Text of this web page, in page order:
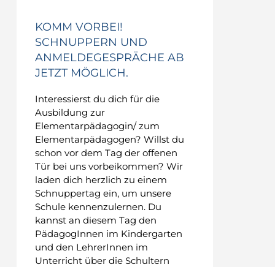
KOMM VORBEI!
SCHNUPPERN UND
ANMELDEGESPRÄCHE AB
JETZT MÖGLICH.
Interessierst du dich für die
Ausbildung zur
Elementarpädagogin/ zum
Elementarpädagogen? Willst du
schon vor dem Tag der offenen
Tür bei uns vorbeikommen? Wir
laden dich herzlich zu einem
Schnuppertag ein, um unsere
Schule kennenzulernen. Du
kannst an diesem Tag den
PädagogInnen im Kindergarten
und den LehrerInnen im
Unterricht über die Schultern